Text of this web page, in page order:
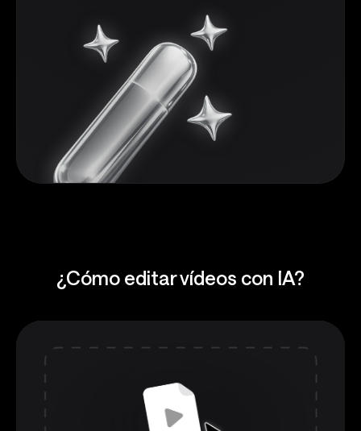
¿Cómo editar vídeos con IA?